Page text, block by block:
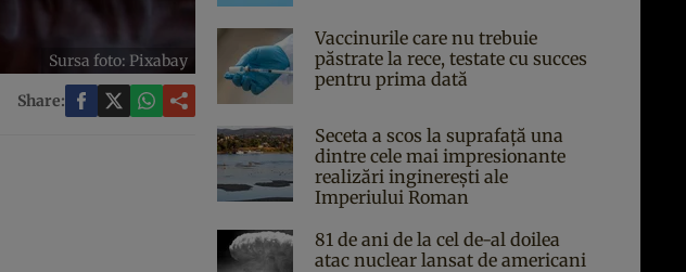
Sursa foto: Pixabay
Share:
Vaccinurile care nu trebuie
păstrate la rece, testate cu succes
pentru prima dată
Seceta a scos la suprafață una
dintre cele mai impresionante
realizări inginerești ale
Imperiului Roman
81 de ani de la cel de-al doilea
atac nuclear lansat de americani